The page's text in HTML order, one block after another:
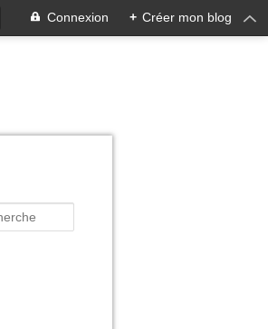
Connexion + Créer mon blog